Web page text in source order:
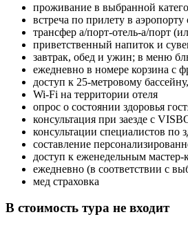
проживание в выбранной
встреча по прилету в
трансфер а/порт-отель-а/порт
приветственный напиток и
завтрак, обед и ужин; в меню
ежедневно в номере корзина с
доступ к 25-метровому
Wi-Fi на территории отеля
опрос о состоянии здоровья
консультация при заезде с
консультации специалистов по
составление
доступ к еженедельным мастер-
ежедневно (в соответствии с
мед страховка
В стоимость тура не входит